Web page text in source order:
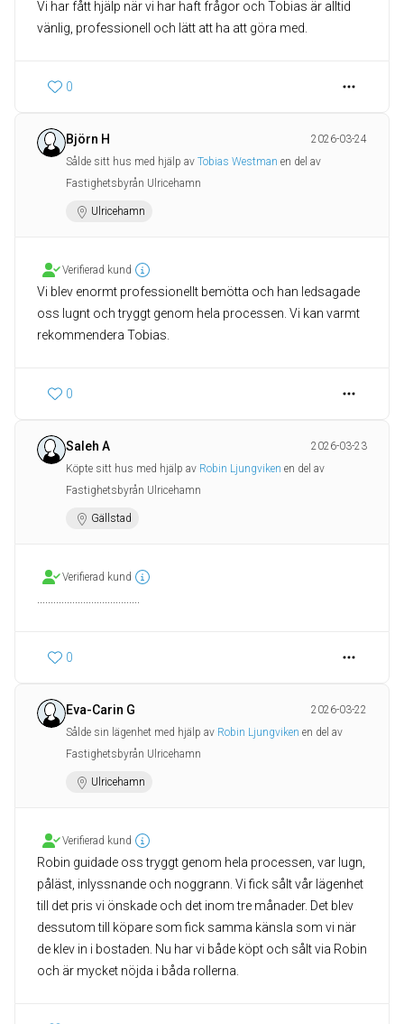
Vi har fått hjälp när vi har haft frågor och Tobias är alltid
vänlig, professionell och lätt att ha att göra med.
0
Björn H
2026-03-24
Sålde sitt hus med hjälp av Tobias Westman en del av
Fastighetsbyrån Ulricehamn
Ulricehamn
Verifierad kund
Vi blev enormt professionellt bemötta och han ledsagade
oss lugnt och tryggt genom hela processen. Vi kan varmt
rekommendera Tobias.
0
Saleh A
2026-03-23
Köpte sitt hus med hjälp av Robin Ljungviken en del av
Fastighetsbyrån Ulricehamn
Gällstad
Verifierad kund
0
Eva-Carin G
2026-03-22
Sålde sin lägenhet med hjälp av Robin Ljungviken en del av
Fastighetsbyrån Ulricehamn
Ulricehamn
Verifierad kund
Robin guidade oss tryggt genom hela processen, var lugn,
påläst, inlyssnande och noggrann. Vi fick sålt vår lägenhet
till det pris vi önskade och det inom tre månader. Det blev
dessutom till köpare som fick samma känsla som vi när
de klev in i bostaden. Nu har vi både köpt och sålt via Robin